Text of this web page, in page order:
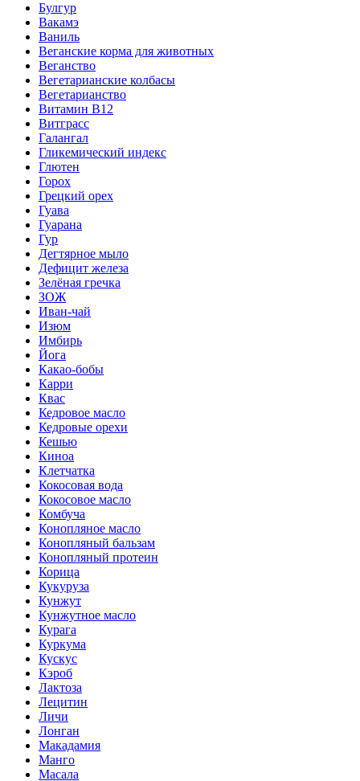
Булгур
Вакамэ
Ваниль
Веганские корма для животных
Веганство
Вегетарианские колбасы
Вегетарианство
Витамин B12
Витграсс
Галангал
Гликемический индекс
Глютен
Горох
Грецкий орех
Гуава
Гуарана
Гур
Дегтярное мыло
Дефицит железа
Зелёная гречка
ЗОЖ
Иван-чай
Изюм
Имбирь
Йога
Какао-бобы
Карри
Квас
Кедровое масло
Кедровые орехи
Кешью
Киноа
Клетчатка
Кокосовая вода
Кокосовое масло
Комбуча
Конопляное масло
Конопляный бальзам
Конопляный протеин
Корица
Кукуруза
Кунжут
Кунжутное масло
Курага
Куркума
Кускус
Кэроб
Лактоза
Лецитин
Личи
Лонган
Макадамия
Манго
Масала